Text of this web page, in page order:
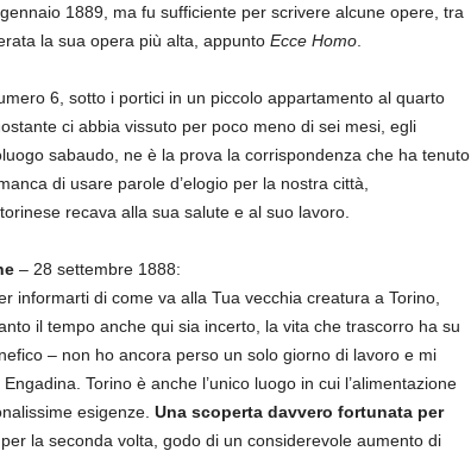
1889, ma fu sufficiente per scrivere alcune opere, tra
la sua opera più alta, appunto Ecce Homo.
6, sotto i portici in un piccolo appartamento al quarto
ci abbia vissuto per poco meno di sei mesi, egli
sabaudo, ne è la prova la corrispondenza che ha tenuto
di usare parole d’elogio per la nostra città,
recava alla sua salute e al suo lavoro.
– 28 settembre 1888:
informarti di come va alla Tua vecchia creatura a Torino,
il tempo anche qui sia incerto, la vita che trascorro ha su
– non ho ancora perso un solo giorno di lavoro e mi
Torino è anche l’unico luogo in cui l’alimentazione
esigenze. Una scoperta davvero fortunata per
la seconda volta, godo di un considerevole aumento di